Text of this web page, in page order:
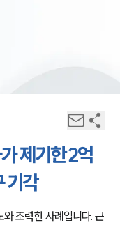
제기한 2억
기각
조력한 사례입니다. 근